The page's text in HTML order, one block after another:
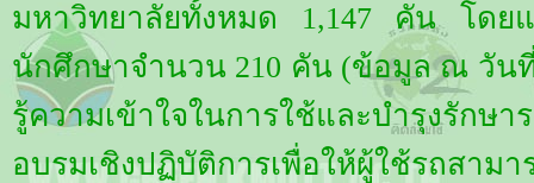
มหาวิทยาลัยทั้งหมด 1,147 คัน โดย
นักศึกษาจำนวน 210 คัน (ข้อมูล ณ วัน
รู้ความเข้าใจในการใช้และบำรุงรักษ
อบรมเชิงปฏิบัติการเพื่อให้ผู้ใช้รถสาม